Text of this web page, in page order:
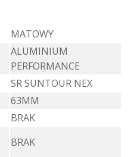
MATOWY
ALUMINIUM
PERFORMANCE
SR SUNTOUR NEX
63MM
BRAK
BRAK